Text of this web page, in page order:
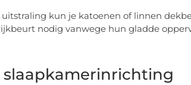
uitstraling kun je katoenen of linnen
nodig vanwege hun gladde
slaapkamerinrichting